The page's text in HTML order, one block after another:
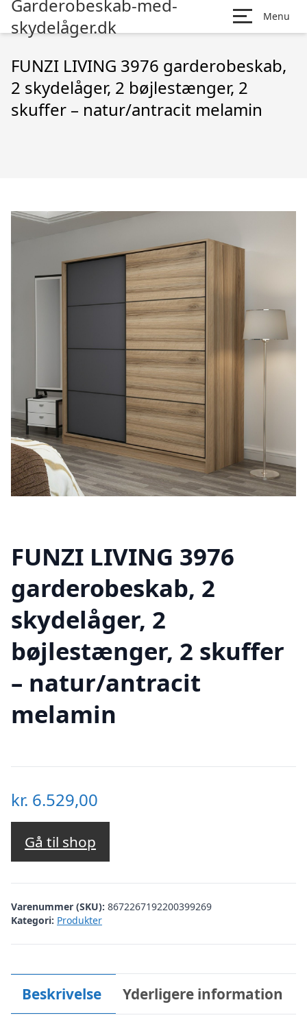
Garderobeskab-med-
skydelåger.dk
Menu
FUNZI LIVING 3976 garderobeskab,
2 skydelåger, 2 bøjlestænger, 2
skuffer – natur/antracit melamin
FUNZI LIVING 3976
garderobeskab, 2
skydelåger, 2
bøjlestænger, 2 skuffer
– natur/antracit
melamin
kr. 6.529,00
Gå til shop
Varenummer (SKU): 8672267192200399269
Kategori: Produkter
Beskrivelse Yderligere information